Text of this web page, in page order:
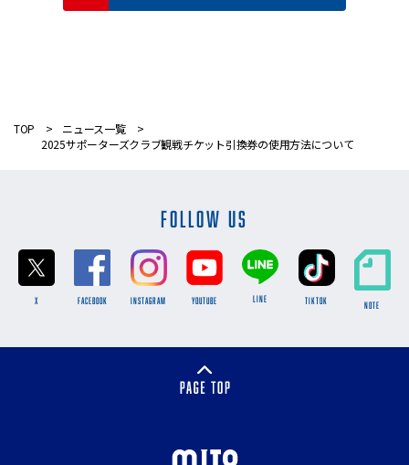
TOP
ニュース一覧
2025サポーターズクラブ観戦チケット引換券の使用方法について
FOLLOW US
X FACEBOOK INSTAGRAM YOUTUBE LINE TikTok NOTE